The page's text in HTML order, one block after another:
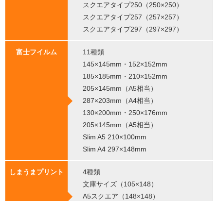
スクエアタイプ250（250×250）
スクエアタイプ257（257×257）
スクエアタイプ297（297×297）
富士フイルム
11種類
145×145mm・152×152mm
185×185mm・210×152mm
205×145mm（A5相当）
287×203mm（A4相当）
130×200mm・250×176mm
205×145mm（A5相当）
Slim A5 210×100mm
Slim A4 297×148mm
しまうまプリント
4種類
文庫サイズ（105×148）
A5スクエア（148×148）